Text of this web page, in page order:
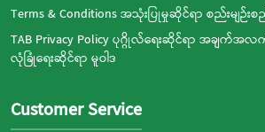
Terms & Conditions အသုံးပြုမှုဆိုင်ရာ စည်းမျဉ်းစ
TAB Privacy Policy ပုဂ္ဂိုလ်ရေးဆိုင်ရာ အချက်အလ
လုံခြုံရေးဆိုင်ရာ မူဝါဒ
Customer Service